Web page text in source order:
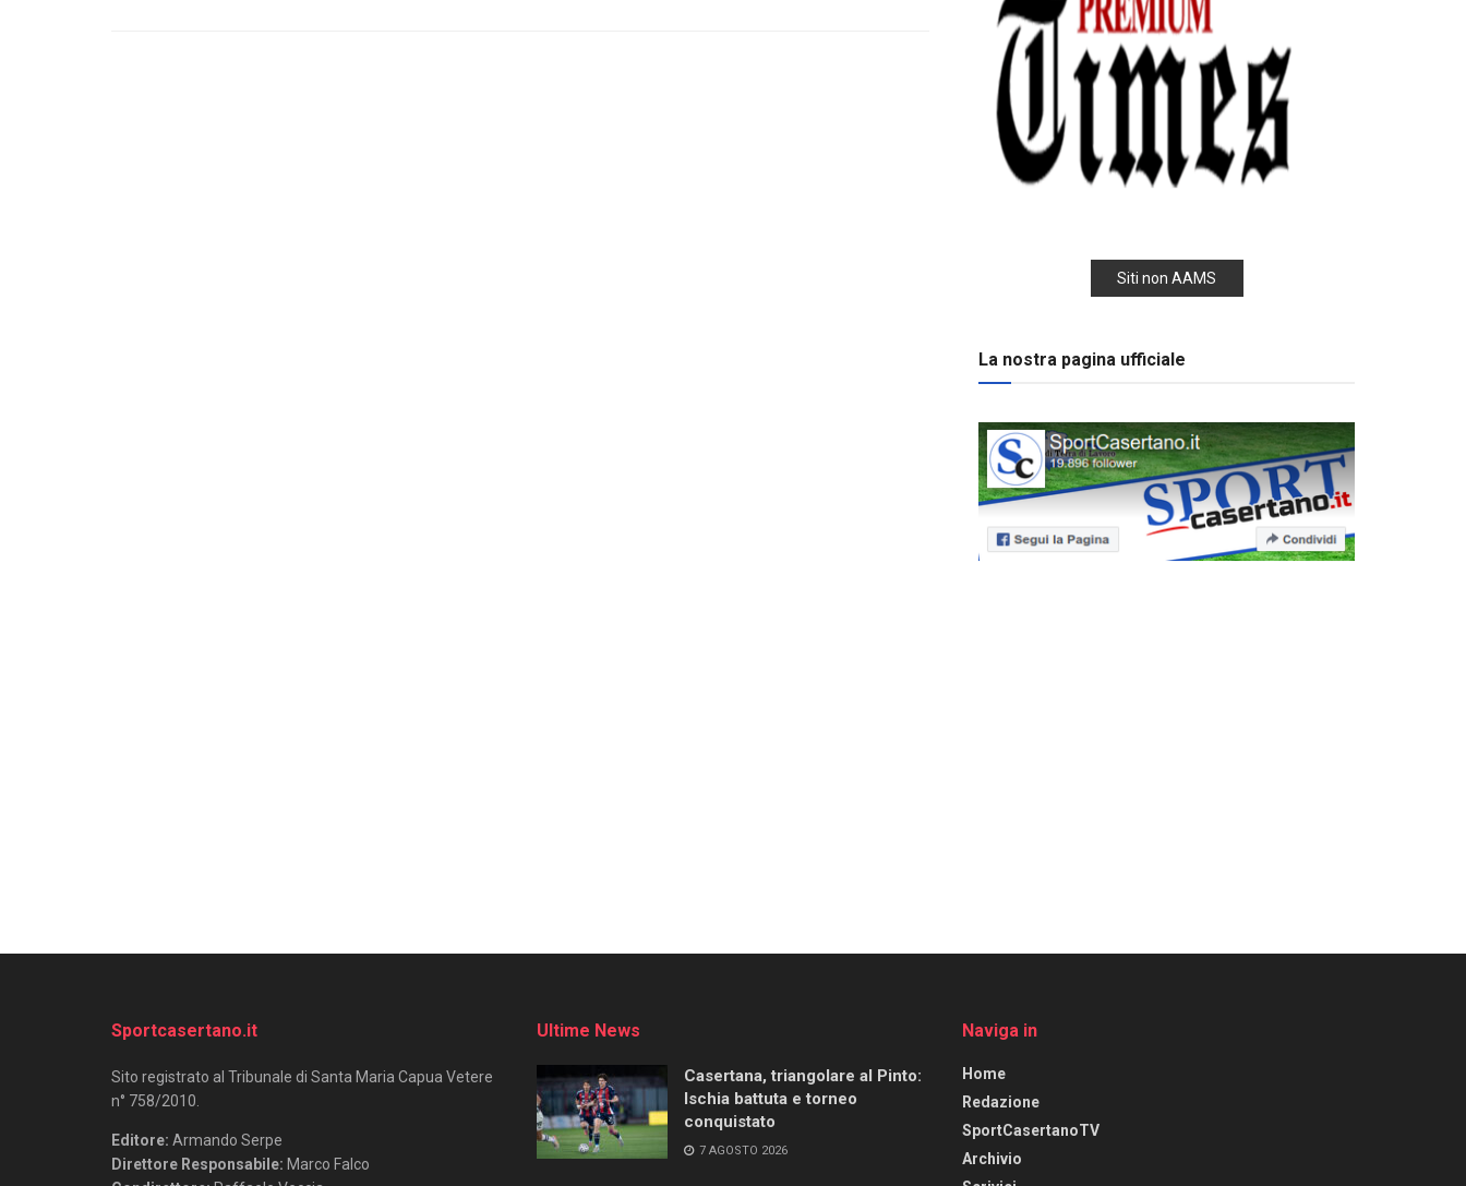
Siti non AAMS
La nostra pagina ufficiale
Sportcasertano.it
Sito registrato al Tribunale di Santa Maria Capua Vetere
n° 758/2010.
Editore: Armando Serpe
Direttore Responsabile: Marco Falco
Ultime News
Casertana, triangolare al Pinto:
Ischia battuta e torneo
conquistato
7 AGOSTO 2026
Naviga in
Home
Redazione
SportCasertanoTV
Archivio